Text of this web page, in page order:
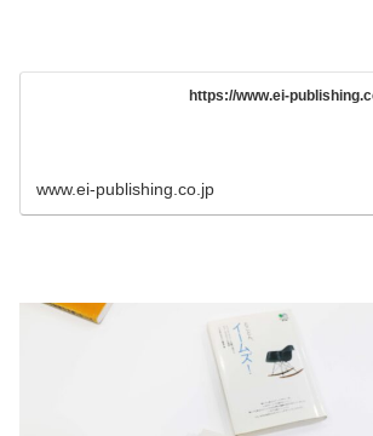
https://www.ei-
www.ei-publishing.co.jp